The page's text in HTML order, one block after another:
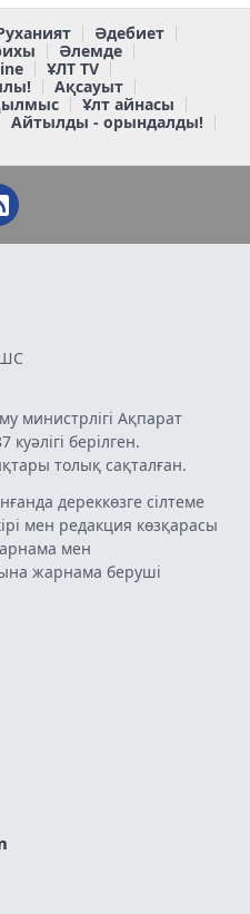
Әдебиет
Әлемде
ҰЛТ TV
Ақсауыт
Ұлт айнасы
Айтылды - орындалды!
министрлігі Ақпарат
берілген.
толық сақталған.
дереккөзге сілтеме
мен редакция көзқарасы
мен
жарнама беруші